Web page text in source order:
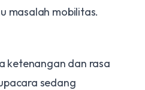
masalah mobilitas.
ketenangan dan rasa
sedang